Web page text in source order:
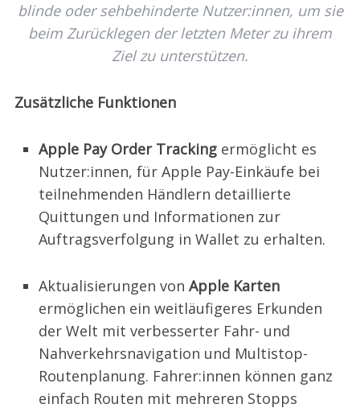
blinde oder sehbehinderte Nutzer:innen, um sie
beim Zurücklegen der letzten Meter zu ihrem
Ziel zu unterstützen.
Zusätzliche Funktionen
Apple Pay Order Trackingermöglicht es
Nutzer:innen, für Apple Pay-Einkäufe bei
teilnehmenden Händlern detaillierte
Quittungen und Informationen zur
Auftragsverfolgung in Wallet zu erhalten.
Aktualisierungen von Apple Karten
ermöglichen ein weitläufigeres Erkunden
der Welt mit verbesserter Fahr- und
Nahverkehrsnavigation und Multistop-
Routenplanung. Fahrer:innen können ganz
einfach Routen mit mehreren Stopps